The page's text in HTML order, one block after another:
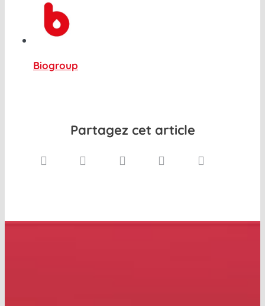
Biogroup
Partagez cet article